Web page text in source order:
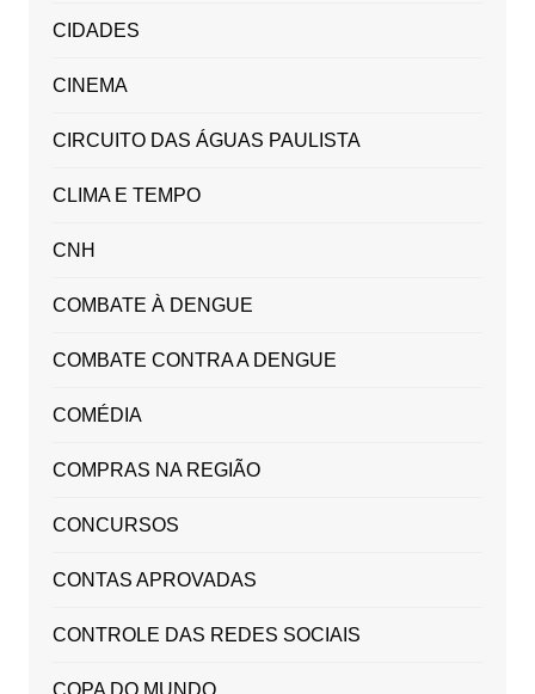
CIDADES
CINEMA
CIRCUITO DAS ÁGUAS PAULISTA
CLIMA E TEMPO
CNH
COMBATE À DENGUE
COMBATE CONTRA A DENGUE
COMÉDIA
COMPRAS NA REGIÃO
CONCURSOS
CONTAS APROVADAS
CONTROLE DAS REDES SOCIAIS
COPA DO MUNDO